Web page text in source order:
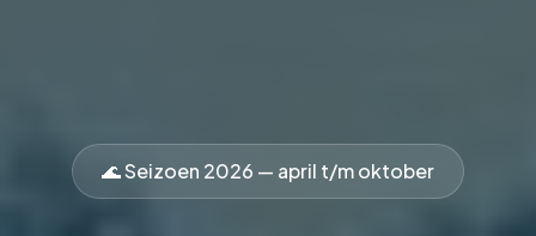
🌊 Seizoen 2026 — april t/m oktober